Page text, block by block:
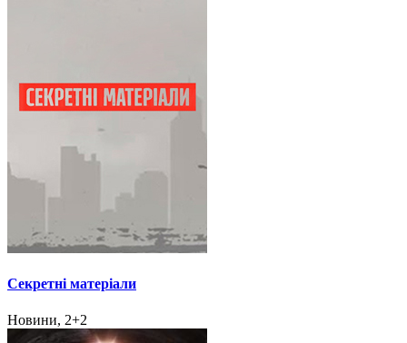
Секретні матеріали
Новини, 2+2